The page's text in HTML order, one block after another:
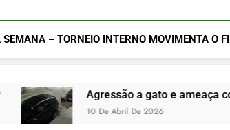
SEMANA – TORNEIO INTERNO MOVIMENTA O
Agressão a gato e ameaça com arma
10 De Abril De 2026